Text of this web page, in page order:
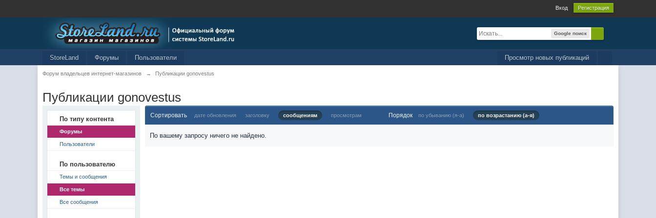
Вход Регистрация
Google поиск
Просмотр новых публикаций
StoreLand Форумы Пользователи
Форум владельцев интернет-магазинов → Публикации gonovestus
Публикации gonovestus
По типу контента
Форумы
Пользователи
По пользователю
Темы и сообщения
Все темы
Все сообщения
Сортировать дате обновления заголовку сообщениям просмотрам Порядок по убыванию (я-а) по возрастанию (а-я)
По вашему запросу ничего не найдено.